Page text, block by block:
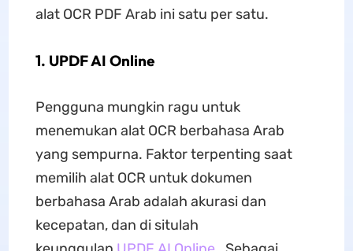
alat OCR PDF Arab ini satu per satu.
1. UPDF AI Online
Pengguna mungkin ragu untuk
menemukan alat OCR berbahasa Arab
yang sempurna. Faktor terpenting saat
memilih alat OCR untuk dokumen
berbahasa Arab adalah akurasi dan
kecepatan, dan di situlah